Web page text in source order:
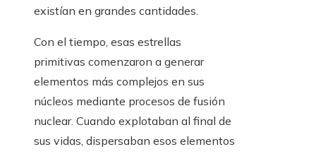
existían en grandes cantidades.
Con el tiempo, esas estrellas
primitivas comenzaron a generar
elementos más complejos en sus
núcleos mediante procesos de fusión
nuclear. Cuando explotaban al final de
sus vidas, dispersaban esos elementos